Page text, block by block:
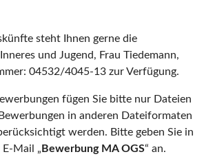
steht Ihnen gerne die
und Jugend, Frau Tiedemann,
04532/4045-13 zur Verfügung.
fügen Sie bitte nur Dateien
in anderen Dateiformaten
werden. Bitte geben Sie in
Mail „ Bewerbung MA OGS“ an.